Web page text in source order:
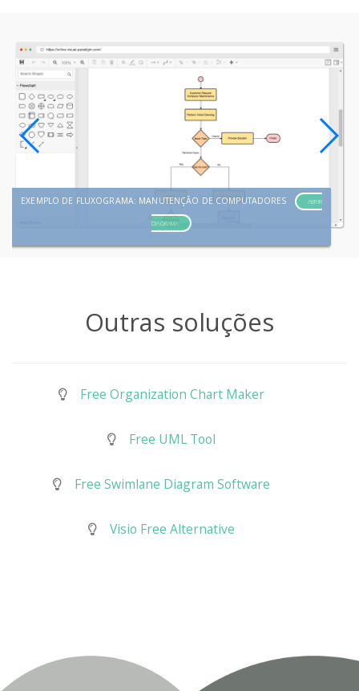
EXEMPLO DE FLUXOGRAMA: MANUTENÇÃO DE COMPUTADORES ABRIR
DIAGRAMA
Outras soluções
Free Organization Chart Maker
Free UML Tool
Free Swimlane Diagram Software
Visio Free Alternative